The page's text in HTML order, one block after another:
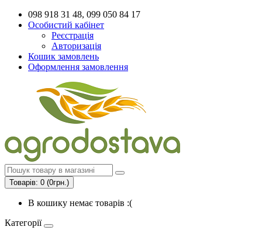
098 918 31 48, 099 050 84 17
Особистий кабінет
Реєстрація
Авторизація
Кошик замовлень
Оформлення замовлення
Товарів: 0 (0грн.)
В кошику немає товарів :(
Категорії